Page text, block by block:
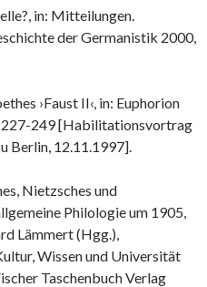
in: Mitteilungen.
der Germanistik 2000,
›Faust II‹, in: Euphorion
227-249 [Habilitationsvortrag
Berlin, 12.11.1997].
Nietzsches und
Philologie um 1905,
Lämmert (Hgg.),
Wissen und Universität
Taschenbuch Verlag